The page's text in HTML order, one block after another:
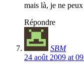
mais là, je ne
Répondre
SBM
24 août 2009 at